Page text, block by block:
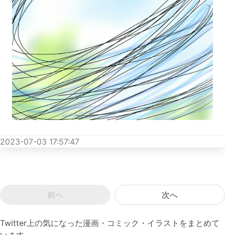
2023-07-03 17:57:47
前へ 次へ
Twitter上の気になった漫画・コミック・イラストをまとめて